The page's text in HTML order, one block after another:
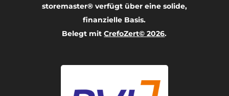
storemaster® verfügt über eine solide,
finanzielle Basis.
Belegt mitCrefoZert© 2026.